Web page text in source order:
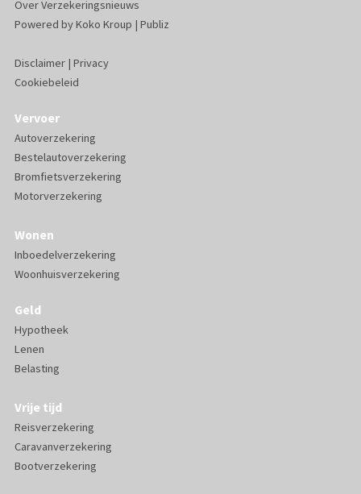
Over Verzekeringsnieuws
Powered byKoko Kroup | Publiz
Disclaimer| Privacy
Cookiebeleid
Vervoer
Autoverzekering
Bestelautoverzekering
Bromfietsverzekering
Motorverzekering
Wonen
Inboedelverzekering
Woonhuisverzekering
Geld
Hypotheek
Lenen
Belasting
Vrije tijd
Reisverzekering
Caravanverzekering
Bootverzekering